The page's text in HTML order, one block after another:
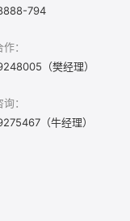
794
：
（樊经理）
：
（牛经理）